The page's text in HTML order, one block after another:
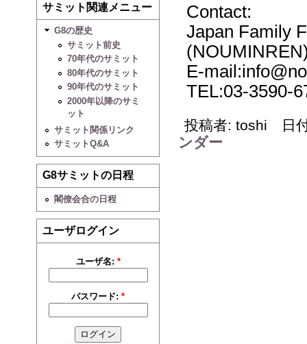
サミット関連メニュー
G8の歴史
サミット前史
70年代のサミット
80年代のサミット
90年代のサミット
2000年以降のサミ
ット
サミット関係リンク
サミットQ&A
G8サミットの日程
閣僚会合の日程
ユーザログイン
ユーザ名: *
パスワード:*
Contact:
Japan Family
E-
TEL:03-3590-
投稿者: toshi 日
ンダー